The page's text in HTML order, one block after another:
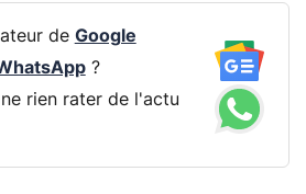
de Google
?
rien rater de l'actu